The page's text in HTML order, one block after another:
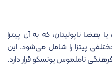
بعضا ناپولیتان، که به آن پیتزا
پیتزا را شامل می‌شود. این
ناملموس یونسکو قرار دارد.